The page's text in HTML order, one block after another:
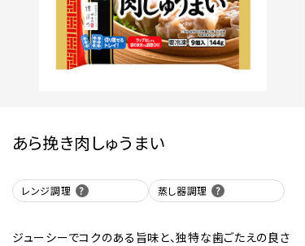
あら挽き肉しゅうまい
レンジ調理 蒸し器調理
ジューシーでコクのある旨味と、独特な歯ごたえの良さ